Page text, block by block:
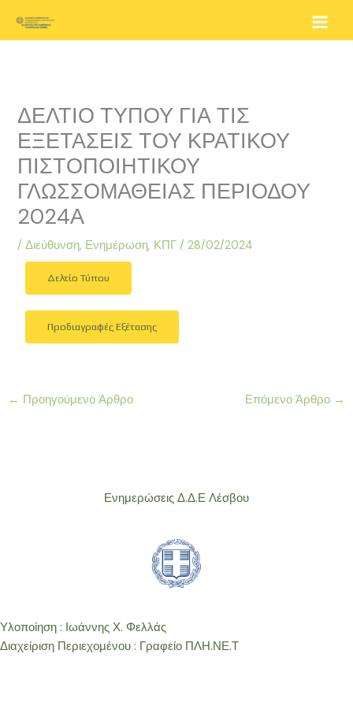
στο
ΔΕΛΤΙΟ ΤΥΠΟΥ ΓΙΑ ΤΙΣ
ΕΞΕΤΑΣΕΙΣ ΤΟΥ ΚΡΑΤΙΚΟΥ
ΠΙΣΤΟΠΟΙΗΤΙΚΟΥ
ΓΛΩΣΣΟΜΑΘΕΙΑΣ ΠΕΡΙΟΔΟΥ
2024Α
/Διεύθυνση, Ενημέρωση, ΚΠΓ /28/02/2024
Δελτίο Τύπου
Προδιαγραφές Εξέτασης
← Προηγούμενο Άρθρο Επόμενο Άρθρο →
Ενημερώσεις Δ.Δ.Ε Λέσβου
Υλοποίηση : Ιωάννης Χ. Φελλάς
Διαχείριση Περιεχομένου : Γραφείο ΠΛΗ.ΝΕ.Τ